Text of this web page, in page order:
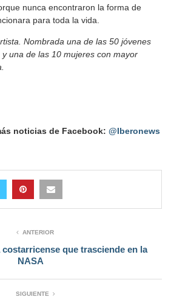
nunca encontraron la forma de
para toda la vida.
Nombrada una de las 50 jóvenes
una de las 10 mujeres con mayor
noticias de Facebook: @Iberonews
ANTERIOR
que trasciende en la
NASA
SIGUIENTE